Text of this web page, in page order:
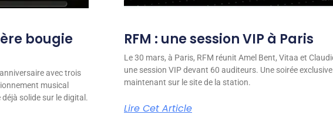
bougie
avec trois
musical
solide sur le digital.
RFM : une session VIP à Paris
Le 30 mars, à Paris, RFM réunit Amel Bent, Vitaa et
une session VIP devant 60 auditeurs. Une soirée
maintenant sur le site de la station.
Lire Cet Article